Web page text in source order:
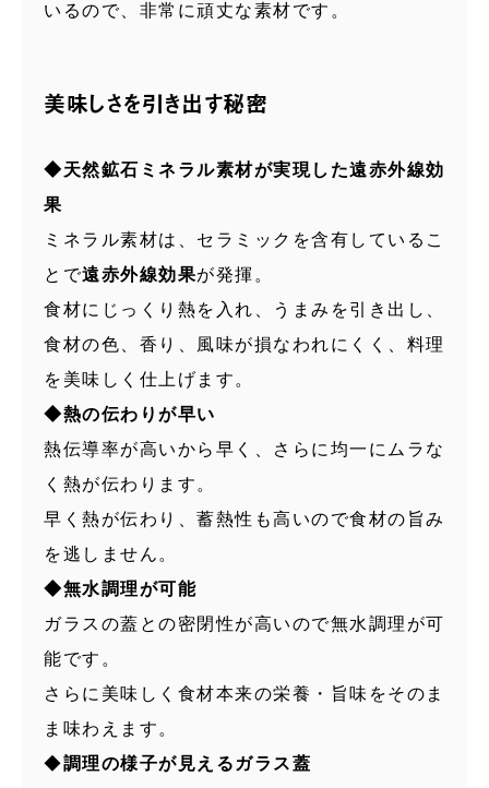
いるので、非常に頑丈な素材です。
美味しさを引き出す秘密
◆天然鉱石ミネラル素材が実現した遠赤外線効
果
ミネラル素材は、セラミックを含有しているこ
とで遠赤外線効果が発揮。
食材にじっくり熱を入れ、うまみを引き出し、
食材の色、香り、風味が損なわれにくく、料理
を美味しく仕上げます。
◆熱の伝わりが早い
熱伝導率が高いから早く、さらに均一にムラな
く熱が伝わります。
早く熱が伝わり、蓄熱性も高いので食材の旨み
を逃しません。
◆無水調理が可能
ガラスの蓋との密閉性が高いので無水調理が可
能です。
さらに美味しく食材本来の栄養・旨味をそのま
ま味わえます。
◆調理の様子が見えるガラス蓋